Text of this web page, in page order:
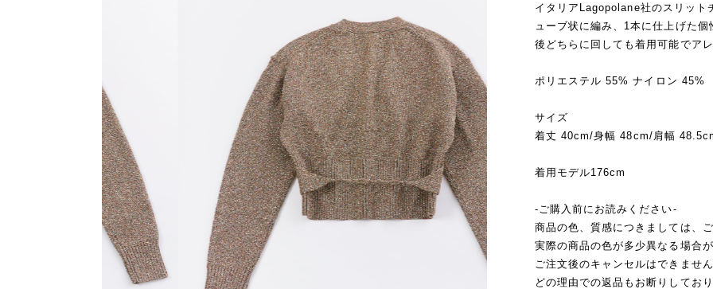
イタリアLagopolane社のスリット
ューブ状に編み、1本に仕上げた
後どちらに回しても着用可能でア
ポリエステル 55% ナイロン 45%
サイズ
着丈 40cm/身幅 48cm/肩幅
着用モデル176cm
-ご購入前にお読みください-
商品の色、質感につきましては、
実際の商品の色が多少異なる場合が
ご注文後のキャンセルはできませ
どの理由での返品もお断りしてお